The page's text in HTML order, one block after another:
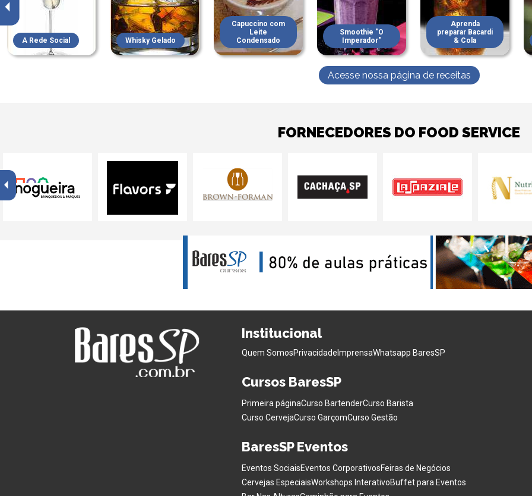
A Rede Social Whisky Gelado
Capuccino com
Leite
Condensado
Smoothie "O
Imperador"
Aprenda
preparar Bacardi
& Cola
Acesse nossa página de receitas
FORNECEDORES DO FOOD SERVICE
Institucional
Quem SomosPrivacidade ImprensaWhatsapp BaresSP
Cursos BaresSP
Primeira páginaCurso BartenderCurso Barista
Curso CervejaCurso GarçomCurso Gestão
BaresSP Eventos
Eventos SociaisEventos CorporativosFeiras de Negócios
Cervejas EspeciaisWorkshops InterativoBuffet para Eventos